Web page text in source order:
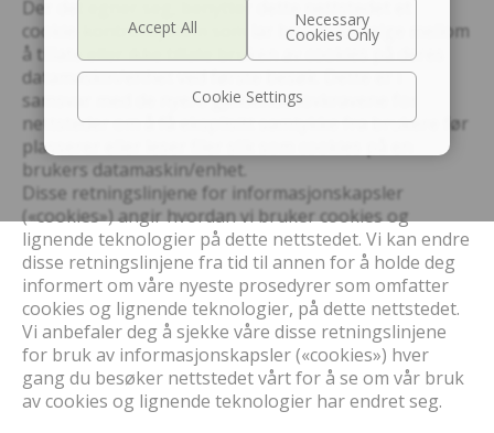
Der det egner seg, benytter dette nettstedet et
cookie-kontrollsystem som lar brukeren velge mellom
å tillate eller ikke tillate bruken av cookies på deres
datamaskin/enhet ved første besøk. Dette er i
samsvar med de nyere gjeldende lovkravene for
nettsteder om å få eksplisitt samtykke fra brukere før
plasserer eller leser filer slik som cookies på en
brukers datamaskin/enhet.
Disse retningslinjene for informasjonskapsler
(«cookies») angir hvordan vi bruker cookies og
lignende teknologier på dette nettstedet. Vi kan endre
disse retningslinjene fra tid til annen for å holde deg
informert om våre nyeste prosedyrer som omfatter
cookies og lignende teknologier, på dette nettstedet.
Vi anbefaler deg å sjekke våre disse retningslinjene
for bruk av informasjonskapsler («cookies») hver
gang du besøker nettstedet vårt for å se om vår bruk
av cookies og lignende teknologier har endret seg.
Cookie Settings